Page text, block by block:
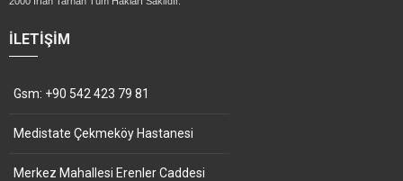
İLETIŞIM
Gsm: +90 542 423 79 81
Medistate Çekmeköy Hastanesi
Merkez Mahallesi Erenler Caddesi